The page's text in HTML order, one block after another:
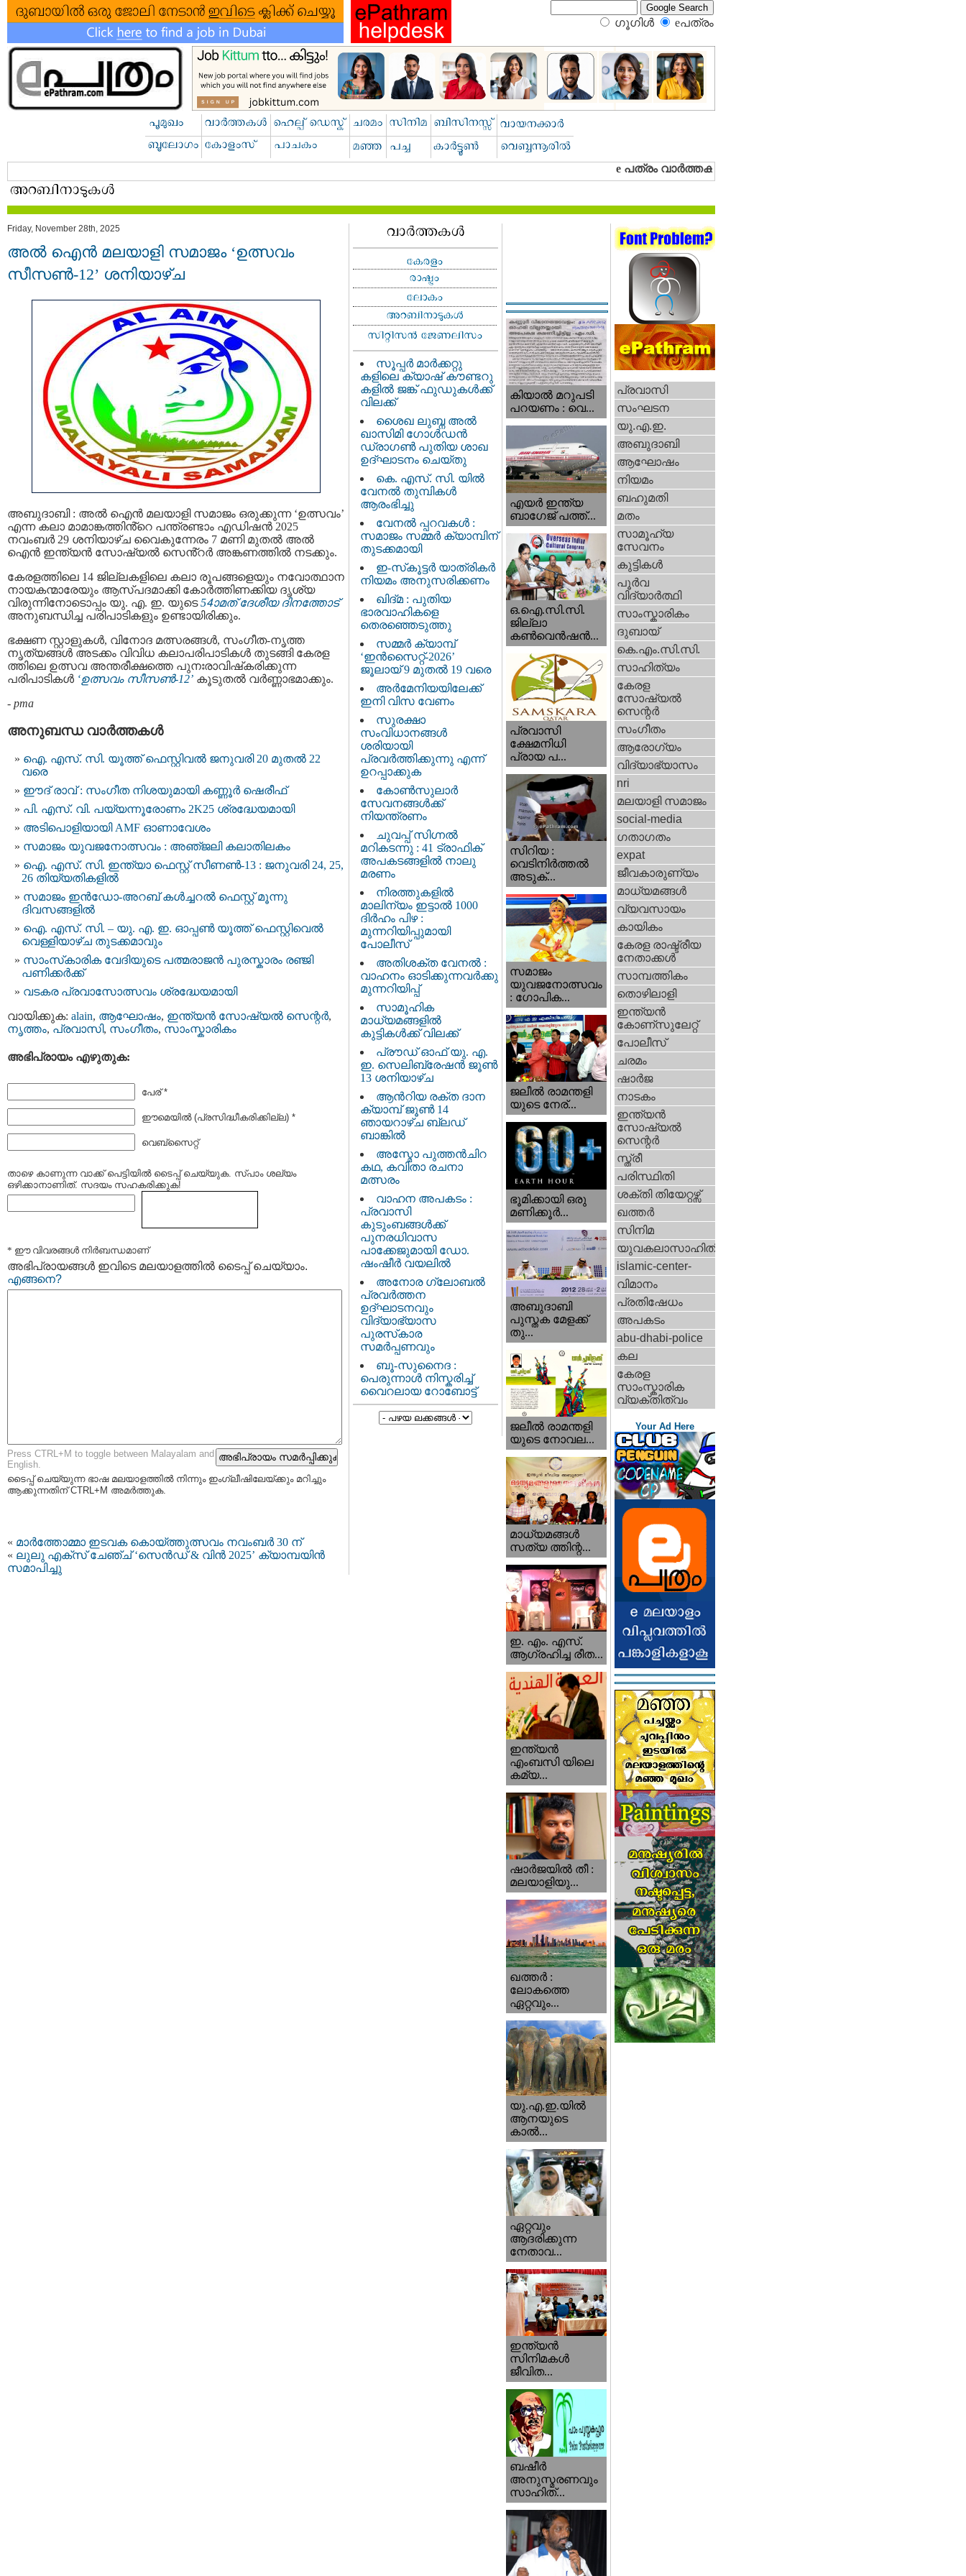
ഗൂഗിള്‍ eപത്രം‍
Friday, November 28th, 2025
അൽ ഐൻ മലയാളി സമാജം ‘ഉത്സവം
സീസൺ-12’ ശനിയാഴ്ച
അബുദാബി : അൽ ഐൻ മലയാളി സമാജം ഒരുക്കുന്ന ‘ഉത്സവം’
എന്ന കലാ മാമാങ്കത്തിൻ്റെ പന്ത്രണ്ടാം എഡിഷൻ 2025
നവംബർ 29 ശനിയാഴ്ച വൈകുന്നേരം 7 മണി മുതൽ അൽ
ഐൻ ഇന്ത്യൻ സോഷ്യൽ സെൻ്റർ അങ്കണത്തിൽ നടക്കും.
കേരളത്തിലെ 14 ജില്ലകളിലെ കലാ രൂപങ്ങളെയും നവോത്ഥാന
നായകന്മാരേയും ആസ്പദമാക്കി കോർത്തിണക്കിയ ദൃശ്യ
വിരുന്നിനോടൊപ്പം യു. എ. ഇ. യുടെ54ാമത് ദേശീയ ദിനത്തോട്
അനുബന്ധിച്ച പരിപാടികളും ഉണ്ടായിരിക്കും.
ഭക്ഷണ സ്റ്റാളുകൾ, വിനോദ മത്സരങ്ങൾ, സംഗീത-നൃത്ത
നൃത്യങ്ങൾ അടക്കം വിവിധ കലാപരിപാടികൾ തുടങ്ങി കേരള
ത്തിലെ ഉത്സവ അന്തരീക്ഷത്തെ പുനഃരാവിഷ്‌കരിക്കുന്ന
പരിപാടികൾ ‘ഉത്സവം സീസൺ-12’ കൂടുതൽ വർണ്ണാഭമാക്കും.
- pma
അനുബന്ധ വാര്‍ത്തകള്‍
ഐ. എസ്. സി. യൂത്ത് ഫെസ്റ്റിവല്‍ ജനുവരി 20 മുതല്‍ 22
വരെ
ഈദ് രാവ് : സംഗീത നിശയുമായി കണ്ണൂർ ഷെരീഫ്
പി. എസ്. വി. പയ്യന്നൂരോണം 2K25 ശ്രദ്ധേയമായി
അടിപൊളിയായി AMF ഓണാവേശം
സമാജം യുവജനോത്സവം : അഞ്‌ജലി കലാതിലകം
ഐ. എസ്. സി. ഇന്ത്യാ ഫെസ്റ്റ് സീണണ്‍-13 : ജനുവരി 24, 25,
26 തിയ്യതികളില്‍
സമാജം ഇന്‍ഡോ-അറബ് കൾച്ചറൽ ഫെസ്റ്റ് മൂന്നു
ദിവസങ്ങളിൽ
ഐ. എസ്. സി. – യു. എ. ഇ. ഓപ്പണ്‍ യൂത്ത് ഫെസ്റ്റിവെൽ
വെള്ളിയാഴ്ച തുടക്കമാവും
സാംസ്‌കാരിക വേദിയുടെ പത്മരാജൻ പുരസ്കാരം രഞ്ജി
പണിക്കര്‍ക്ക്
വടകര പ്രവാസോത്സവം ശ്രദ്ധേയമായി
വായിക്കുക: alain, ആഘോഷം, ഇന്ത്യന്‍ സോഷ്യല്‍ സെന്റര്‍,
നൃത്തം, പ്രവാസി, സംഗീതം, സാംസ്കാരികം
അഭിപ്രായം എഴുതുക:
പേര് *
ഈമെയില്‍ (പ്രസിദ്ധീകരിക്കില്ല) *
വെബ്സൈറ്റ്
താഴെ കാണുന്ന വാക്ക് പെട്ടിയില്‍ ടൈപ്പ്‌ ചെയ്യുക. സ്പാം ശല്യം
ഒഴിക്കാനാണിത്. സദയം സഹകരിക്കുക!
* ഈ വിവരങ്ങള്‍ നിര്‍ബന്ധമാണ്
അഭിപ്രായങ്ങള്‍ ഇവിടെ മലയാളത്തില്‍ ടൈപ്പ് ചെയ്യാം.
എങ്ങനെ?
Press CTRL+M to toggle between Malayalam and
English.
ടൈപ്പ്‌ ചെയ്യുന്ന ഭാഷ മലയാളത്തില്‍ നിന്നും ഇംഗ്ലീഷിലേയ്ക്കും മറിച്ചും
ആക്കുന്നതിന് CTRL+M അമര്‍ത്തുക.
« മാർത്തോമ്മാ ഇടവക കൊയ്ത്തുത്സവം നവംബർ 30 ന്
« ലുലു എക്സ് ചേഞ്ച് ‘സെൻഡ് & വിൻ 2025’ ക്യാമ്പയിന്‍
സമാപിച്ചു
സൂപ്പർ മാർക്കറ്റു
കളിലെ ക്യാഷ് കൗണ്ടറു
കളിൽ ജങ്ക് ഫുഡുകൾക്ക്
വിലക്ക്
ശൈഖ ലുബ്ന അൽ
ഖാസിമി ഗോൾഡൻ
ഡ്രാഗൺ പുതിയ ശാഖ
ഉദ്ഘാടനം ചെയ്തു
കെ. എസ്. സി. യിൽ
വേനൽ തുമ്പികൾ
ആരംഭിച്ചു
വേനൽ പ്പറവകൾ :
സമാജം സമ്മർ ക്യാമ്പിന്
തുടക്കമായി
ഇ-സ്‌കൂട്ടർ യാത്രികർ
നിയമം അനുസരിക്കണം
ഖിദ്മ : പുതിയ
ഭാരവാഹികളെ
തെരഞ്ഞെടുത്തു
സമ്മർ ക്യാമ്പ്
‘ഇൻസൈറ്റ്-2026’
ജൂലായ് 9 മുതൽ 19 വരെ
അർമേനിയയിലേക്ക്
ഇനി വിസ വേണം
സുരക്ഷാ
സംവിധാനങ്ങൾ
ശരിയായി
പ്രവർത്തിക്കുന്നു എന്ന്
ഉറപ്പാക്കുക
കോൺസുലാർ
സേവനങ്ങൾക്ക്
നിയന്ത്രണം
ചുവപ്പ് സിഗ്നൽ
മറികടന്നു : 41 ട്രാഫിക്
അപകടങ്ങളിൽ നാലു
മരണം
നിരത്തുകളിൽ
മാലിന്യം ഇട്ടാൽ 1000
ദിർഹം പിഴ :
മുന്നറിയിപ്പുമായി
പോലീസ്
അതിശക്ത വേനൽ :
വാഹനം ഓടിക്കുന്നവർക്കു
മുന്നറിയിപ്പ്
സാമൂഹിക
മാധ്യമങ്ങളിൽ
കുട്ടികൾക്ക് വിലക്ക്
പ്രൗഡ് ഓഫ് യു. എ.
ഇ. സെലിബ്രേഷൻ ജൂൺ
13 ശനിയാഴ്ച
ആൻറിയ രക്ത ദാന
ക്യാമ്പ് ജൂൺ 14
ഞായറാഴ്ച ബ്ലഡ്
ബാങ്കിൽ
അസ്മോ പുത്തൻചിറ
കഥ, കവിതാ രചനാ
മത്സരം
വാഹന അപകടം :
പ്രവാസി
കുടുംബങ്ങൾക്ക്
പുനരധിവാസ
പാക്കേജുമായി ഡോ.
ഷംഷീർ വയലിൽ
അനോര ഗ്ലോബൽ
പ്രവർത്തന
ഉദ്ഘാടനവും
വിദ്യാഭ്യാസ
പുരസ്‌കാര
സമർപ്പണവും
ബൂ-സുനൈദ :
പെരുന്നാൾ നിസ്കരിച്ച്
വൈറലായ റോബോട്ട്
കിയാല്‍ മറുപടി
പറയണം : വെ...
എയര്‍ ഇന്ത്യ
ബാഗേജ് പത്ത്...
ഒ.ഐ.സി.സി.
ജില്ലാ
കൺവെൻഷൻ...
പ്രവാസി
ക്ഷേമനിധി
പ്രായ പ...
സിറിയ :
വെടിനിർത്തൽ
അടുക്...
സമാജം
യുവജനോത്സവം
: ഗോപിക...
ജലീല്‍ രാമന്തളി
യുടെ നേര്...
ഭൂമിക്കായി ഒരു
മണിക്കൂര്‍...
അബുദാബി
പുസ്തക മേളക്ക്
തു...
ജലീല്‍ രാമന്തളി
യുടെ നോവല...
മാധ്യമങ്ങള്‍
സത്യ ത്തിന്റ...
ഇ. എം. എസ്.
ആഗ്രഹിച്ച രീത...
ഇന്ത്യന്‍
എംബസി യിലെ
കമ്യ...
ഷാര്‍ജയില്‍ തീ :
മലയാളിയു...
ഖത്തര്‍ :
ലോകത്തെ
ഏറ്റവും...
യു.എ.ഇ.യില്‍
ആനയുടെ
കാല്‍...
ഏറ്റവും
ആദരിക്കുന്ന
നേതാവ...
ഇന്ത്യന്‍
സിനിമകള്‍
ജീവിത...
ബഷീര്‍
അനുസ്മരണവും
സാഹിത്...
പ്രവാസി
സംഘടന
യു.എ.ഇ.
അബുദാബി
ആഘോഷം
നിയമം
ബഹുമതി
മതം
സാമൂഹ്യ
സേവനം
കുട്ടികള്‍
പൂര്‍വ
വിദ്യാര്‍ത്ഥി
സാംസ്കാരികം
ദുബായ്‌
കെ.എം.സി.സി.
സാഹിത്യം
കേരള
സോഷ്യല്‍
സെന്റര്‍
സംഗീതം
ആരോഗ്യം
വിദ്യാഭ്യാസം
nri
മലയാളി സമാജം
social-media
ഗതാഗതം
expat
ജീവകാരുണ്യം
മാധ്യമങ്ങള്‍
വ്യവസായം
കായികം
കേരള രാഷ്ട്രീയ
നേതാക്കള്‍
സാമ്പത്തികം
തൊഴിലാളി
ഇന്ത്യന്‍
കോണ്സുലേറ്റ്
പോലീസ്
ചരമം
ഷാര്‍ജ
നാടകം
ഇന്ത്യന്‍
സോഷ്യല്‍
സെന്റര്‍
സ്ത്രീ
പരിസ്ഥിതി
ശക്തി തിയേറ്റഴ്സ്
ഖത്തര്‍
സിനിമ
യുവകലാസാഹിതി
islamic-center-
വിമാനം
പ്രതിഷേധം
അപകടം
abu-dhabi-police
കല
കേരള
സാംസ്കാരിക
വ്യക്തിത്വം
Your Ad Here